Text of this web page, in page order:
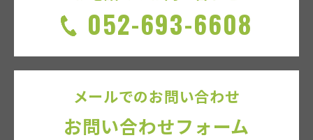
052-693-6608
メールでのお問い合わせ
お問い合わせフォーム